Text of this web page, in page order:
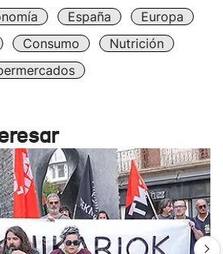
España
Europa
Consumo
Nutrición